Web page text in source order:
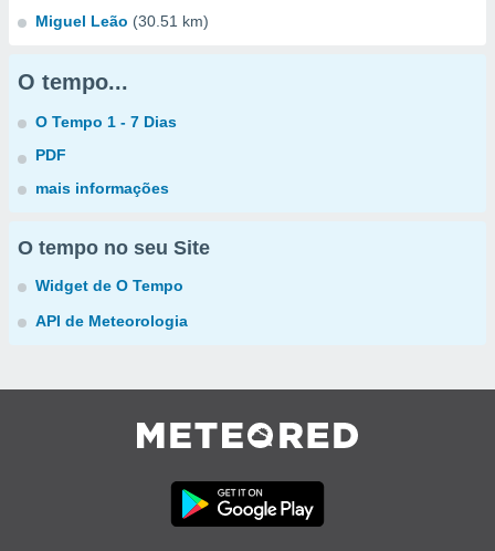
Miguel Leão (30.51 km)
O tempo...
O Tempo 1 - 7 Dias
PDF
mais informações
O tempo no seu Site
Widget de O Tempo
API de Meteorologia